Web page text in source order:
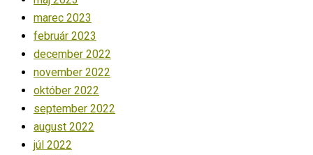
marec 2023
február 2023
december 2022
november 2022
október 2022
september 2022
august 2022
júl 2022